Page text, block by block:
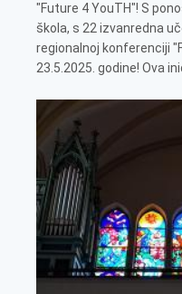
"Future 4 YouTH"! S
škola, s 22 izvanredna
regionalnoj konferenciji
23.5.2025. godine! Ova